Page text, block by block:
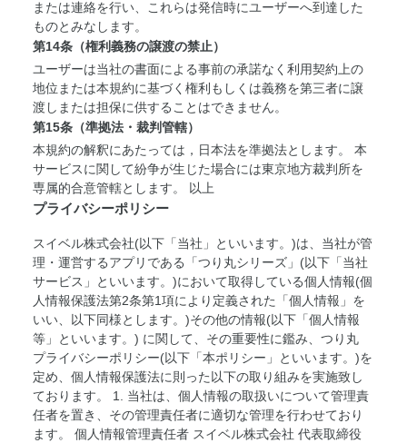
または連絡を行い、これらは発信時にユーザーへ到達した
ものとみなします。
第14条（権利義務の譲渡の禁止）
ユーザーは当社の書面による事前の承諾なく利用契約上の
地位または本規約に基づく権利もしくは義務を第三者に譲
渡しまたは担保に供することはできません。
第15条（準拠法・裁判管轄）
本規約の解釈にあたっては，日本法を準拠法とします。 本
サービスに関して紛争が生じた場合には東京地方裁判所を
専属的合意管轄とします。 以上
プライバシーポリシー
スイベル株式会社(以下「当社」といいます。)は、当社が管
理・運営するアプリである「つり丸シリーズ」(以下「当社
サービス」といいます。)において取得している個人情報(個
人情報保護法第2条第1項により定義された「個人情報」を
いい、以下同様とします。)その他の情報(以下「個人情報
等」といいます。) に関して、その重要性に鑑み、つり丸
プライバシーポリシー(以下「本ポリシー」といいます。)を
定め、個人情報保護法に則った以下の取り組みを実施致し
ております。 1. 当社は、個人情報の取扱いについて管理責
任者を置き、その管理責任者に適切な管理を行わせており
ます。 個人情報管理責任者 スイベル株式会社 代表取締役